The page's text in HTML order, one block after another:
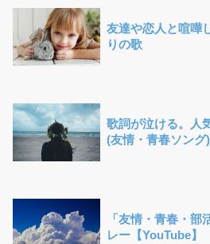
友達や恋人と喧嘩
りの歌
歌詞が泣ける。人
(友情・青春ソング)
「友情・青春・
レー【YouTube】